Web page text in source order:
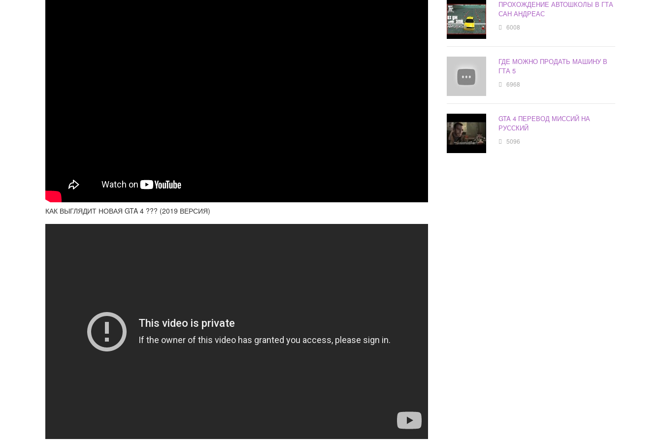
КАК ВЫГЛЯДИТ НОВАЯ GTA 4 ??? (2019 ВЕРСИЯ)
ПРОХОЖДЕНИЕ АВТОШКОЛЫ В ГТА
САН АНДРЕАС
6008
ГДЕ МОЖНО ПРОДАТЬ МАШИНУ В
ГТА 5
6968
GTA 4 ПЕРЕВОД МИССИЙ НА
РУССКИЙ
5096